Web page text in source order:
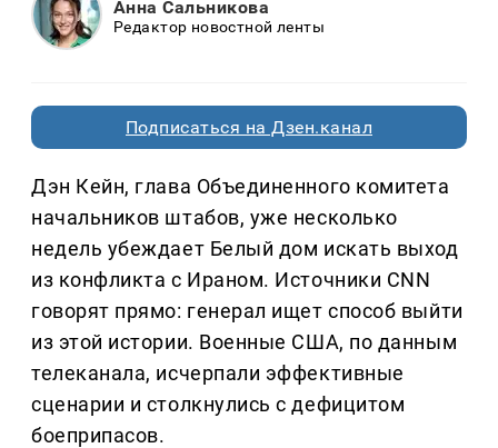
Анна Сальникова
Редактор новостной ленты
Подписаться на Дзен.канал
Дэн Кейн, глава Объединенного комитета
начальников штабов, уже несколько
недель убеждает Белый дом искать выход
из конфликта с Ираном. Источники CNN
говорят прямо: генерал ищет способ выйти
из этой истории. Военные США, по данным
телеканала, исчерпали эффективные
сценарии и столкнулись с дефицитом
боеприпасов.